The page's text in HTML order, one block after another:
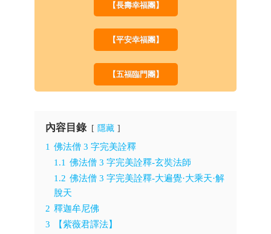
【長壽幸福團】
【平安幸福團】
【五福臨門團】
內容目錄 隱藏
1 佛法僧 3 字完美詮釋
1.1 佛法僧 3 字完美詮釋-玄奘法師
1.2 佛法僧 3 字完美詮釋-大遍覺·大乘天·解
脫天
2 釋迦牟尼佛
3
【紫薇君譯法】